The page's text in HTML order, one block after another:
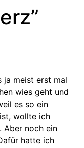
ja meist erst mal
wies geht und
es so ein
wollte ich
Aber noch ein
hatte ich